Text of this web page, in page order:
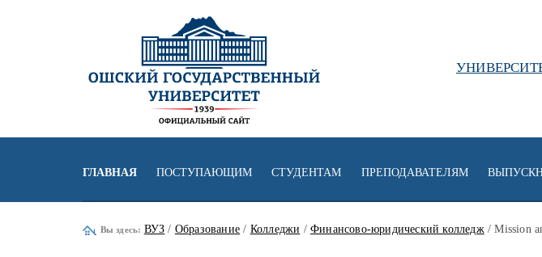
ГЛАВНАЯ ПОСТУПАЮЩИМ СТУДЕНТАМ ПРЕПОДАВАТЕЛЯМ
Вы здесь: ВУЗ / Образование / Колледжи / Финансово-юридический колледж/ Mission